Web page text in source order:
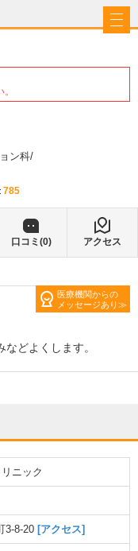
ン科
785
口コミ(0) アクセス
医療機関からの
メッセージあり
どよくします。
ニック
3-8-20 [アクセス]